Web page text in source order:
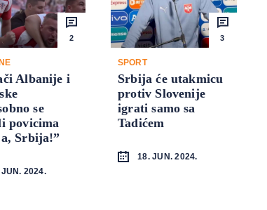
2
Albanije i
se
povicima
Srbija!”
2024.
3
SPORT
Srbija će utakmicu
protiv Slovenije
igrati samo sa
Tadićem
18. JUN. 2024.